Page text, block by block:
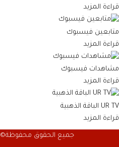
قراءة المزيد
متابعين فيسبوك
قراءة المزيد
مشاهدات فيسبوك
قراءة المزيد
UR TV الباقة الذهبية
قراءة المزيد
جميع الحقوق محفوظة© 2025 متجر UR here